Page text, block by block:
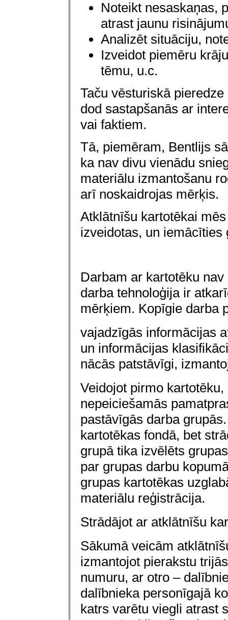
Noteikt nesaskaņas,
atrast jaunu
Analizēt situāciju,
Izveidot piemēru
tēmu, u.c.
Taču vēsturiskā
dod sastapšanās ar
vai faktiem.
Tā, piemēram, Bentlijs
ka nav divu vienādu
materiālu izmantošanu
arī noskaidrojas mērķis.
Atklātnīšu kartotēkai
izveidotas, un iemācīties
Darbam ar kartotēku
darba tehnoloģija ir
mērķiem. Kopīgie darba
vajadzīgās informācijas
un informācijas
nācās patstāvīgi,
Veidojot pirmo
nepeiciešamās
pastāvīgās darba
kartotēkas fondā, bet
grupā tika izvēlēts
par grupas darbu
grupas kartotēkas
materiālu reģistrācija.
Strādājot ar atklātnīšu
Sākumā veicām
izmantojot pierakstu
numuru, ar otro –
dalībnieka personīgajā
katrs varētu viegli atrast